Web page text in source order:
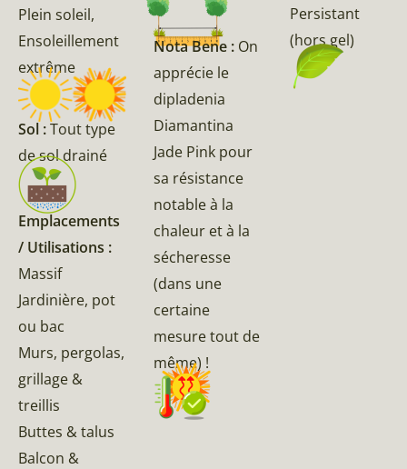
Plein soleil,
Ensoleillement
extrême
Sol :Tout type
de sol drainé
Emplacements
/ Utilisations :
Massif
Jardinière, pot
ou bac
Murs, pergolas,
grillage &
treillis
Buttes & talus
Balcon &
Nota Bene : On
apprécie le
dipladenia
Diamantina
Jade Pink pour
sa résistance
notable à la
chaleur et à la
sécheresse
(dans une
certaine
mesure tout de
même) !
Persistant
(hors gel)